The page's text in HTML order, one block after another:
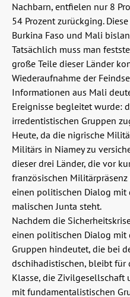
Nachbarn, entfielen nur 8
54 Prozent zurückging.
Burkina Faso und Mali
Tatsächlich muss man
große Teile dieser Länder
Wiederaufnahme der
Informationen aus Mali
Ereignisse begleitet wurde:
irredentistischen Gruppen
Heute, da die nigrische
Militärs in Niamey zu
dieser drei Länder, die vor
französischen
einen politischen Dialog mit
malischen Junta steht.
Nachdem die
einen politischen Dialog mit
Gruppen hindeutet, die bei
dschihadistischen, bleibt für
Klasse, die Zivilgesellschaft
mit fundamentalistischen